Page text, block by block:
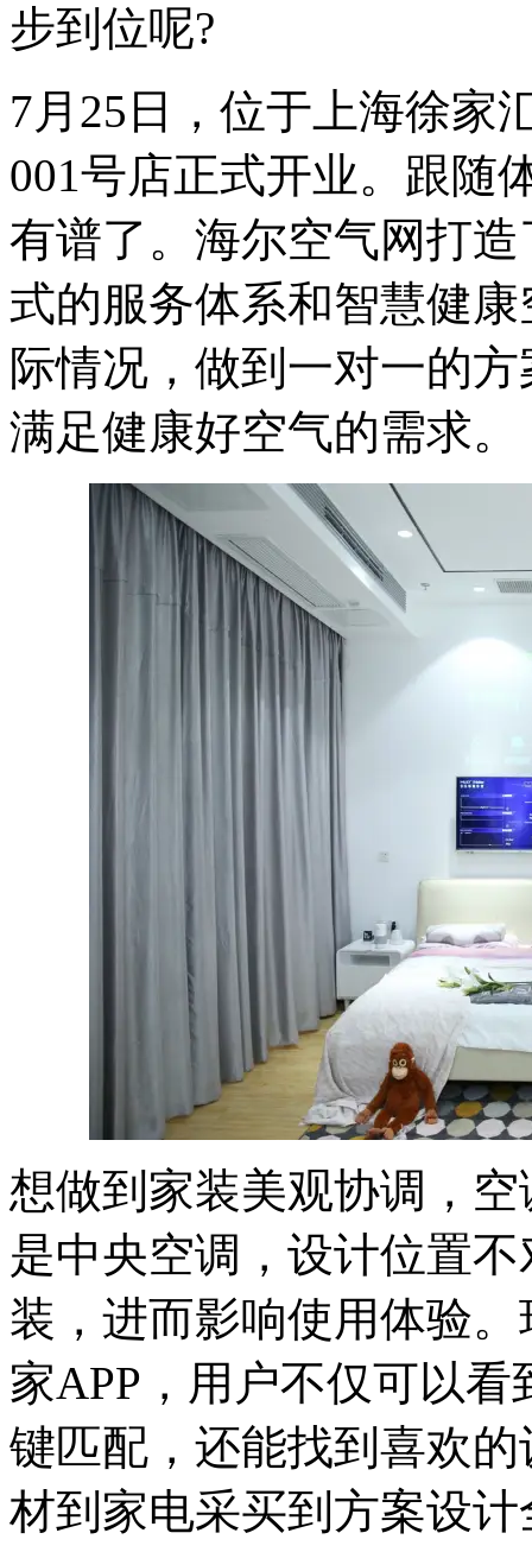
步到位呢?
7月25日，位于上海徐家
001号店正式开业。跟随
有谱了。海尔空气网打
式的服务体系和智慧健
际情况，做到一对一的
满足健康好空气的需求。
想做到家装美观协调，
是中央空调，设计位置
装，进而影响使用体验
家APP，用户不仅可以
键匹配，还能找到喜欢
材到家电采买到方案设